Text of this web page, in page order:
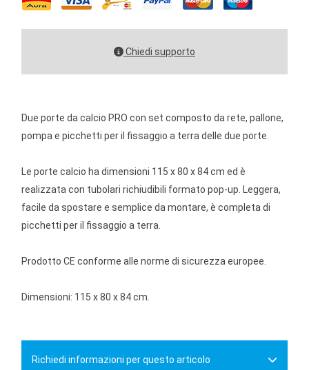
Chiedi supporto
Due porte da calcio PRO con set composto da rete, pallone,
pompa e picchetti per il fissaggio a terra delle due porte.
Le porte calcio ha dimensioni 115 x 80 x 84 cm ed è
realizzata con tubolari richiudibili formato pop-up. Leggera,
facile da spostare e semplice da montare, è completa di
picchetti per il fissaggio a terra.
Prodotto CE conforme alle norme di sicurezza europee.
Dimensioni: 115 x 80 x 84 cm.
Richiedi informazioni per questo articolo